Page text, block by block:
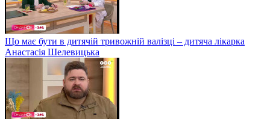
Що має бути в дитячій тривожній валізці – дитяча лікарка
Анастасія Шелевицька